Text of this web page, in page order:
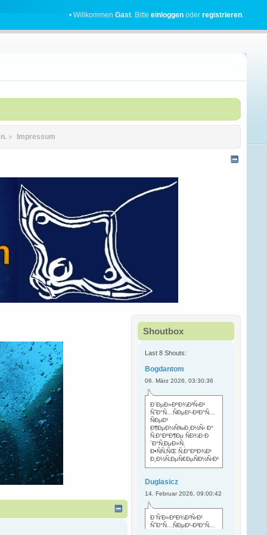
• WillkommenGast. Bitteeinloggen oderregistrieren.
» Impressum
Shoutbox
Last 8 Shouts:
Bogdantom
06. März 2026, 03:30:36
Ð¨ÐµÐ»ÐºÐ¾Ð²Ñ‹Ð¹
ÑˆÐ°Ñ…ÑÐµÐ¹-Ð²Ð°Ñ…
ÑÐµÐ¹
Ð¶ÐµÐ½Ñ‰Ð¸Ð½Ñ‹ Ð°
Ñ‚Ð°ÐºÐ¶Ðµ ÑÐ¾Ð·Ð
´Ð°Ñ‚ÐµÐ»Ñ.
Ð•ÑÑ‚ÑŒ Ñ‚Ð°ÐºÐ¾Ð¹
Ð¸Ð½Ñ‚ÐµÑ€ÐµÑÐ½Ñ‹Ð¹
Duglasicz
14. Februar 2026, 09:00:42
Ð¨Ñ‘Ð»ÐºÐ¾Ð²Ñ‹Ð¹
ÑˆÐ°Ñ…ÑÐµÐ¹-Ð²Ð°Ñ…